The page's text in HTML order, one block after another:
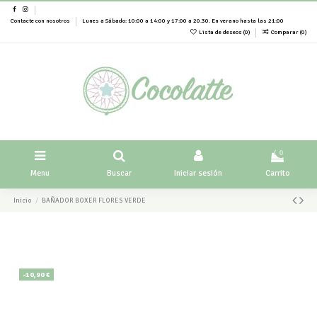
Contacte con nosotros
Lunes a Sábado: 10:00 a 14:00 y 17:00 a 20.30. En verano hasta las 21:00
Lista de deseos (0) Comparar (0)
Menu Buscar Iniciar sesión
0
Carrito
Inicio BAÑADOR BOXER FLORES VERDE
-10,90 €